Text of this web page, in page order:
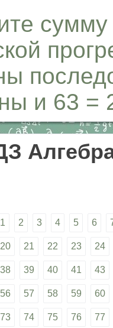
сумму
и 63 =
1 2 3 4 5 6
20 21 22 23 24
38 39 40 41 43
56 57 58 59 60
73 74 75 76 77